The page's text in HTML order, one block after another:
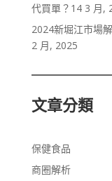
代買單？ 14 3 月,
2024新堀江市場
2 月, 2025
文章分類
保健食品
商圈解析